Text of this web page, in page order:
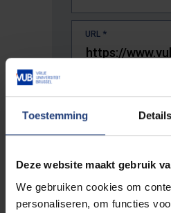
Toestemming Details
Deze website maakt gebruik
We gebruiken cookies om
personaliseren, om functies
URL *
The full URL of the page